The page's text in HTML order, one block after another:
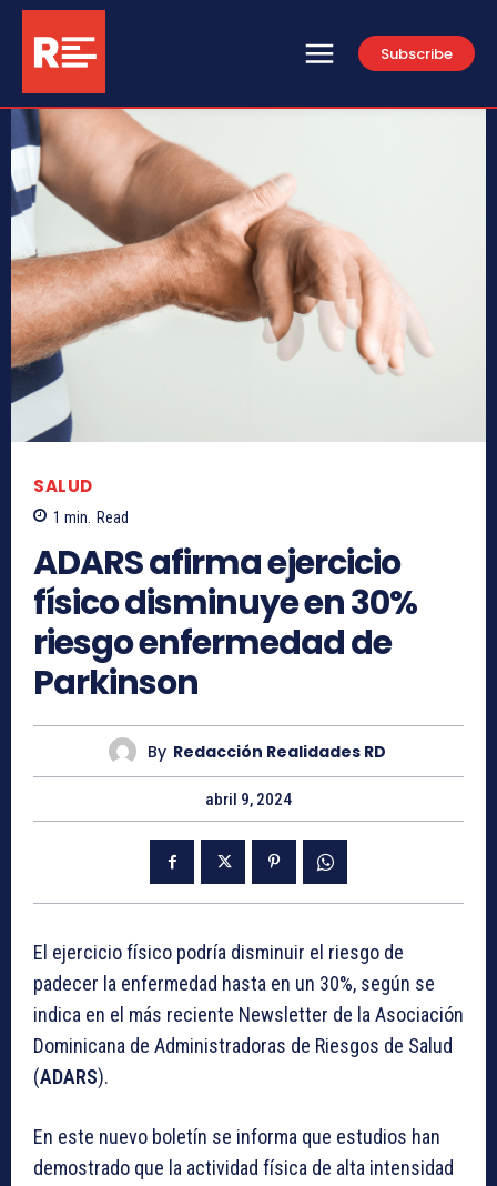
Subscribe
SALUD
1 min. Read
ADARS afirma ejercicio
físico disminuye en 30%
riesgo enfermedad de
Parkinson
By Redacción Realidades RD
abril 9, 2024
El ejercicio físico podría disminuir el riesgo de
padecer la enfermedad hasta en un 30%, según se
indica en el más reciente Newsletter de la Asociación
Dominicana de Administradoras de Riesgos de Salud
(ADARS).
En este nuevo boletín se informa que estudios han
demostrado que la actividad física de alta intensidad